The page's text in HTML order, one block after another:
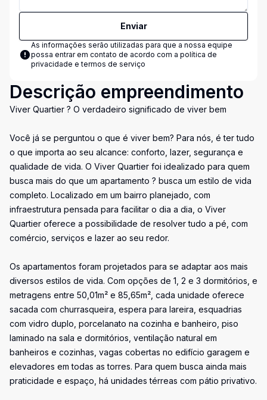
Enviar
As informações serão utilizadas para que a nossa equipe
possa entrar em contato de acordo com a política de
privacidade e termos de serviço
Descrição empreendimento
Viver Quartier ? O verdadeiro significado de viver bem
Você já se perguntou o que é viver bem? Para nós, é ter tudo
o que importa ao seu alcance: conforto, lazer, segurança e
qualidade de vida. O Viver Quartier foi idealizado para quem
busca mais do que um apartamento ? busca um estilo de vida
completo. Localizado em um bairro planejado, com
infraestrutura pensada para facilitar o dia a dia, o Viver
Quartier oferece a possibilidade de resolver tudo a pé, com
comércio, serviços e lazer ao seu redor.
Os apartamentos foram projetados para se adaptar aos mais
diversos estilos de vida. Com opções de 1, 2 e 3 dormitórios, e
metragens entre 50,01m² e 85,65m², cada unidade oferece
sacada com churrasqueira, espera para lareira, esquadrias
com vidro duplo, porcelanato na cozinha e banheiro, piso
laminado na sala e dormitórios, ventilação natural em
banheiros e cozinhas, vagas cobertas no edifício garagem e
elevadores em todas as torres. Para quem busca ainda mais
praticidade e espaço, há unidades térreas com pátio privativo.